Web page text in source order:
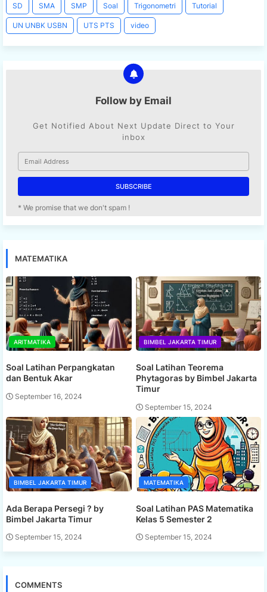
SD SMA SMP Soal Trigonometri Tutorial
UN UNBK USBN UTS PTS video
Follow by Email
Get Notified About Next Update Direct to Your
inbox
* We promise that we don't spam !
MATEMATIKA
ARITMATIKA
Soal Latihan Perpangkatan
dan Bentuk Akar
September 16, 2024
BIMBEL JAKARTA TIMUR
Soal Latihan Teorema
Phytagoras by Bimbel Jakarta
Timur
September 15, 2024
BIMBEL JAKARTA TIMUR
Ada Berapa Persegi ? by
Bimbel Jakarta Timur
September 15, 2024
MATEMATIKA
Soal Latihan PAS Matematika
Kelas 5 Semester 2
September 15, 2024
COMMENTS